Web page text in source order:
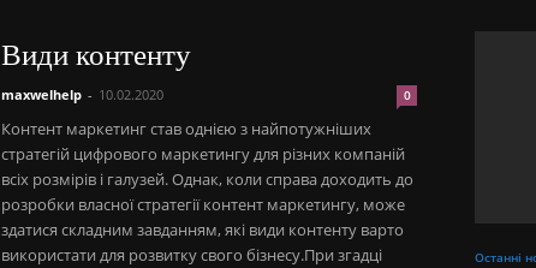
Види контенту
maxwelhelp - 10.02.2020 0
Контент маркетинг став однією з найпотужніших
стратегій цифрового маркетингу для різних компаній
всіх розмірів і галузей. Однак, коли справа доходить до
розробки власної стратегії контент маркетингу, може
здатися складним завданням, які види контенту варто
використати для розвитку свого бізнесу.При згадці
Останні